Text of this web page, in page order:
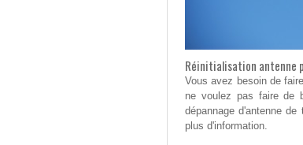
Réinitialisation antenne
Vous avez besoin de
ne voulez pas faire de
dépannage d'antenne
plus d'information.